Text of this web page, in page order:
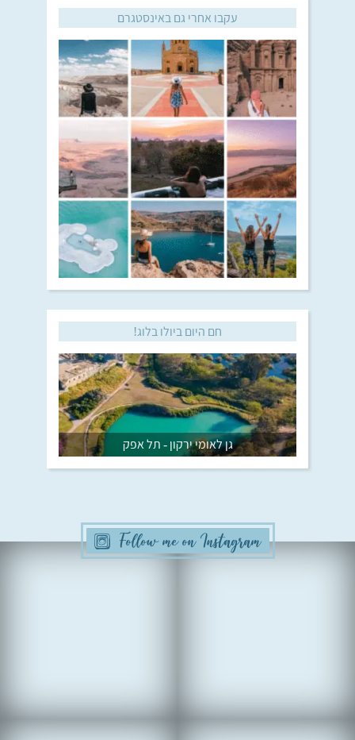
עקבו אחרי גם באינסטגרם
חם היום ביולו בלוג!
גן לאומי ירקון - תל אפק
Follow me on Instagram